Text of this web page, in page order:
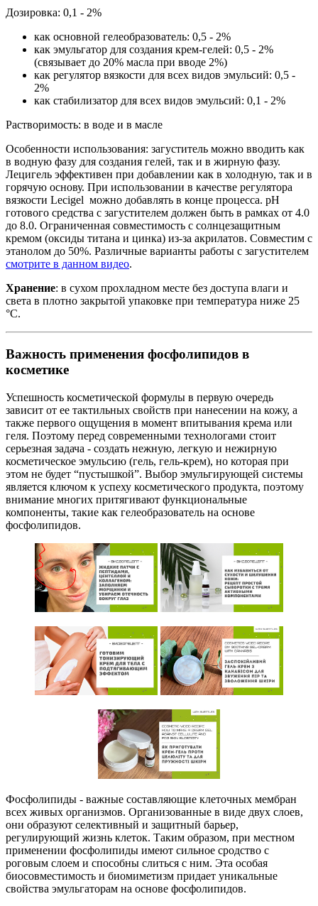
Дозировка: 0,1 - 2%
как основной гелеобразователь: 0,5 - 2%
как эмульгатор для создания крем-гелей: 0,5 - 2%
(связывает до 20% масла при вводе 2%)
как регулятор вязкости для всех видов эмульсий: 0,5 -
2%
как стабилизатор для всех видов эмульсий: 0,1 - 2%
Растворимость: в воде и в масле
Особенности использования: загуститель можно вводить как
в водную фазу для создания гелей, так и в жирную фазу.
Лецигель эффективен при добавлении как в холодную, так и в
горячую основу. При использовании в качестве регулятора
вязкости Lecigel можно добавлять в конце процесса. рН
готового средства с загустителем должен быть в рамках от 4.0
до 8.0. Ограниченная совместимость с солнцезащитным
кремом (оксиды титана и цинка) из-за акрилатов. Совместим с
этанолом до 50%. Различные варианты работы с загустителем
смотрите в данном видео.
Хранение: в сухом прохладном месте без доступа влаги и
света в плотно закрытой упаковке при температура ниже 25
°C.
Важность применения фосфолипидов в
косметике
Успешность косметической формулы в первую очередь
зависит от ее тактильных свойств при нанесении на кожу, а
также первого ощущения в момент впитывания крема или
геля. Поэтому перед современными технологами стоит
серьезная задача - создать нежную, легкую и нежирную
косметическое эмульсию (гель, гель-крем), но которая при
этом не будет “пустышкой”. Выбор эмульгирующей системы
является ключом к успеху косметического продукта, поэтому
внимание многих притягивают функциональные
компоненты, такие как гелеобразователь на основе
фосфолипидов.
Фосфолипиды - важные составляющие клеточных мембран
всех живых организмов. Организованные в виде двух слоев,
они образуют селективный и защитный барьер,
регулирующий жизнь клеток. Таким образом, при местном
применении фосфолипиды имеют сильное сродство с
роговым слоем и способны слиться с ним. Эта особая
биосовместимость и биомиметизм придает уникальные
свойства эмульгаторам на основе фосфолипидов.